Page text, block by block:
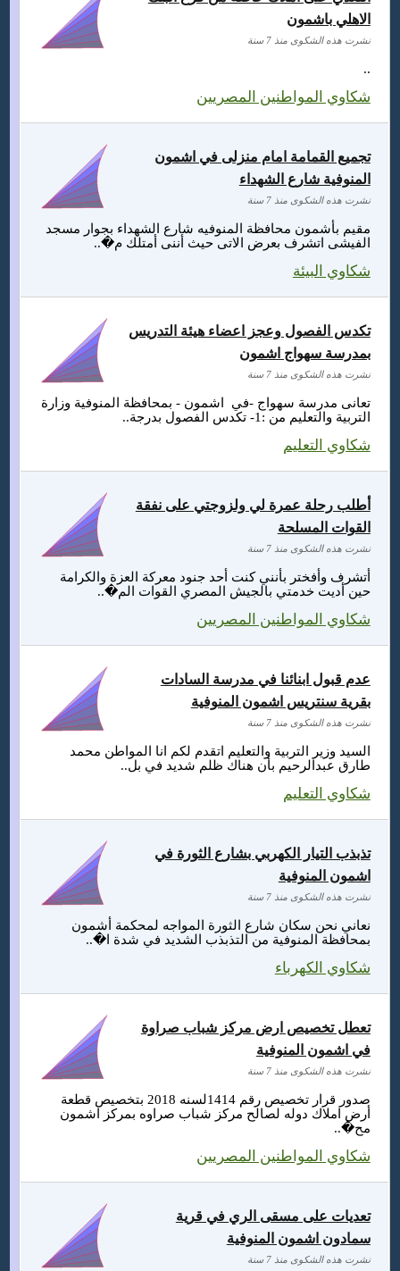
..
شكاوي المواطنين المصريين
الاهلي باشمون
نشرت هذه الشكوى منذ 7 سنة
مقيم بأشمون محافظة المنوفيه شارع الشهداء بجوار مسجد
الفيشى اتشرف بعرض الاتى حيث أننى أمتلك م�..
شكاوي البيئة
تجميع القمامة امام منزلى في اشمون
المنوفية شارع الشهداء
نشرت هذه الشكوى منذ 7 سنة
تعانى مدرسة سهواج -في اشمون - بمحافظة المنوفية وزارة
التربية والتعليم من :1- تكدس الفصول بدرجة..
شكاوي التعليم
تكدس الفصول وعجز اعضاء هيئة التدريس
بمدرسة سهواج اشمون
نشرت هذه الشكوى منذ 7 سنة
أتشرف وأفختر بأنني كنت أحد جنود معركة العزة والكرامة
حين أديت خدمتي بالجيش المصري القوات الم�..
شكاوي المواطنين المصريين
أطلب رحلة عمرة لي ولزوجتي على نفقة
القوات المسلحة
نشرت هذه الشكوى منذ 7 سنة
السيد وزير التربية والتعليم اتقدم لكم انا المواطن محمد
طارق عبدالرحيم بأن هناك ظلم شديد في بل..
شكاوي التعليم
عدم قبول ابنائنا في مدرسة السادات
بقرية سنتريس اشمون المنوفية
نشرت هذه الشكوى منذ 7 سنة
نعاني نحن سكان شارع الثورة المواجه لمحكمة أشمون
بمحافظة المنوفية من التذبذب الشديد في شدة ا�..
شكاوي الكهرباء
تذبذب التيار الكهربي بشارع الثورة في
اشمون المنوفية
نشرت هذه الشكوى منذ 7 سنة
صدور قرار تخصيص رقم 1414لسنه 2018 بتخصيص قطعة
أرض املاك دوله لصالح مركز شباب صراوه بمركز اشمون
مح�..
شكاوي المواطنين المصريين
تعطل تخصيص ارض مركز شباب صراوة
في اشمون المنوفية
نشرت هذه الشكوى منذ 7 سنة
تعديات على مسقى الري في قرية
سمادون اشمون المنوفية
نشرت هذه الشكوى منذ 7 سنة